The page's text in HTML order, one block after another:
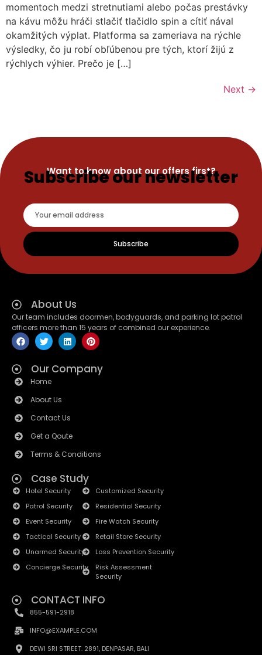
momentoch medzi stretnutiami alebo počas prestávky
na kávu môžu hráči stlačiť tlačidlo spin a cítiť nával
okamžitých výplat. Platforma sa zameriava na rýchle
výsledky, čo ju robí obľúbenou pre tých, ktorí žijú z
rýchlych výhier. Prečo je […]
Next →
Want to know about our offers first?
Subscribe our newsletter
Subscribe
About Us
Our team includes doormen, bodyguards, and parking lot patrol
officers more than 15 years of combined our experience.
Our Company
Home
About Us
Contact Us
Get a Qoute
Terms & Conditions
Case Study
Hotel Security
Patrol Security
Event Security
Tactical Security
Unarmed Security
Concierge Security
Customized Security
Residential Security
Fire Watch Security
Retail Store Security
Loss Prevention Security
Risk Assessment
Security
CONTACT INFO
855-591-2918
INFO@EXAMPLE.COM
DEWI SRI STREET. 2891, DENPASAR, BALI